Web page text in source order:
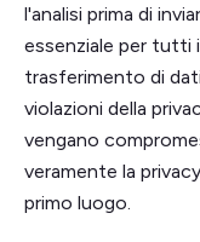
l'analisi prima di
essenziale per tutti
trasferimento di
violazioni della
vengano
veramente la
primo luogo.